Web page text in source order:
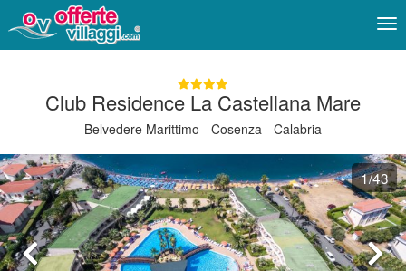
Club Residence La Castellana Mare
Belvedere Marittimo - Cosenza - Calabria
1/43